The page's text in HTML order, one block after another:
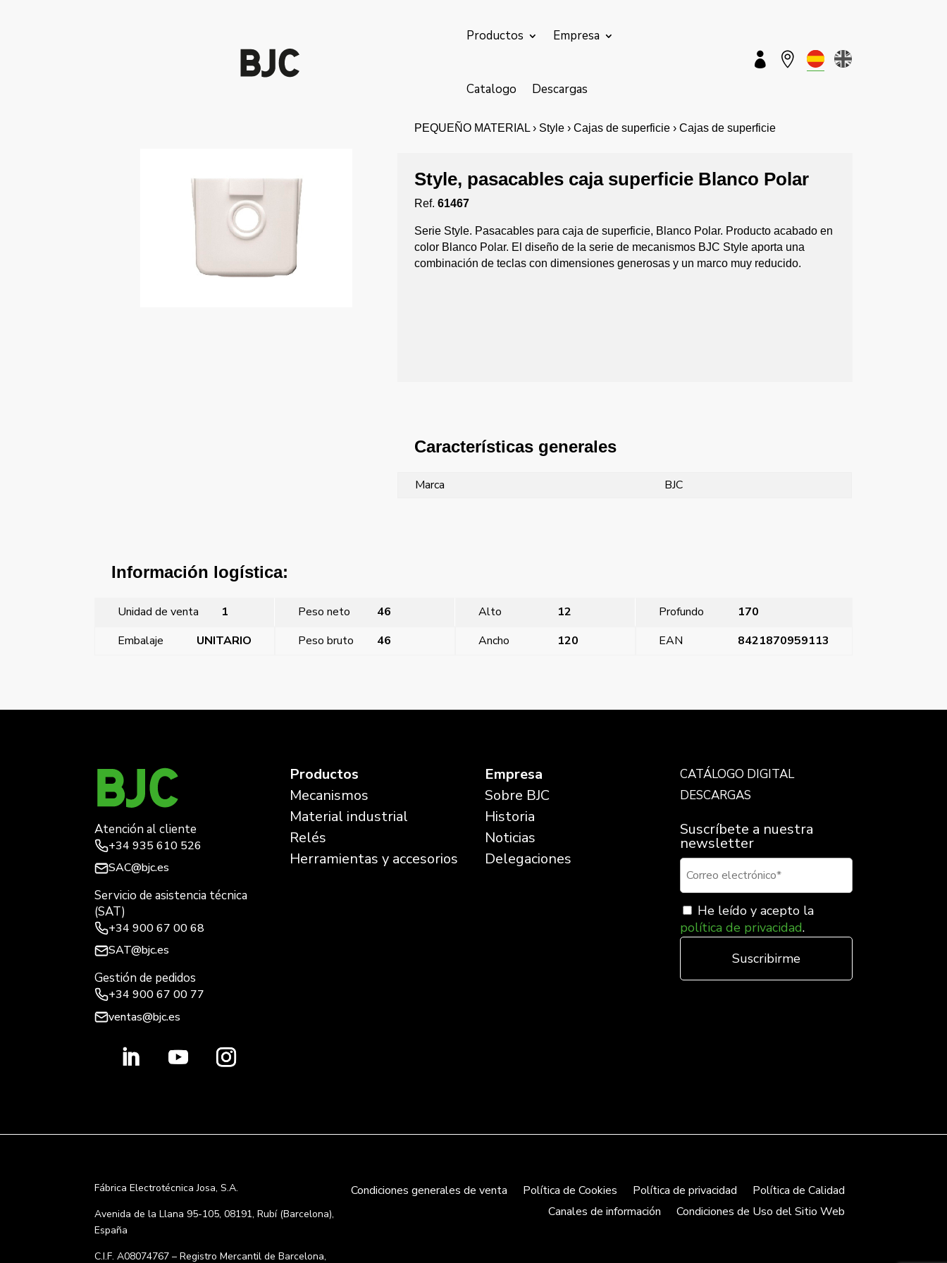
Productos Empresa
Catalogo Descargas
 
PEQUEÑO MATERIAL › Style › Cajas de superficie › Cajas de superficie
Style, pasacables caja superficie Blanco Polar
Ref.61467
Serie Style. Pasacables para caja de superficie, Blanco Polar. Producto acabado en
color Blanco Polar. El diseño de la serie de mecanismos BJC Style aporta una
combinación de teclas con dimensiones generosas y un marco muy reducido.
Características generales
Marca BJC
Información logística:
Unidad de venta 1 Peso neto 46 Alto 12 Profundo
170
Embalaje
UNITARIO Peso bruto 46 Ancho 120 EAN 8421870959113
Atención al cliente
+34935 610 526
SAC@bjc.es
Servicio de asistencia técnica
(SAT)
+34900 67 00 68
SAT@bjc.es
Gestión de pedidos
+34 900 67 00 77
ventas@bjc.es
Productos
Mecanismos
Material industrial
Relés
Herramientas y accesorios
Empresa
Sobre BJC
Historia
Noticias
Delegaciones
CATÁLOGO DIGITAL
DESCARGAS
Suscríbete a nuestra
newsletter
He leído y acepto la
política de privacidad.
Fábrica Electrotécnica Josa, S.A.
Avenida de la Llana 95-105, 08191, Rubí (Barcelona),
España
C.I.F. A08074767 – Registro Mercantil de Barcelona,
Condiciones generales de venta Política de Cookies Política de privacidad
Política de Calidad
Canales de información
Condiciones de Uso del Sitio Web